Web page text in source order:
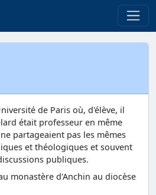
de Paris où, d'élève, il
était professeur en même
partageaient pas les mêmes
et théologiques et souvent
publiques.
monastère d'Anchin au diocèse